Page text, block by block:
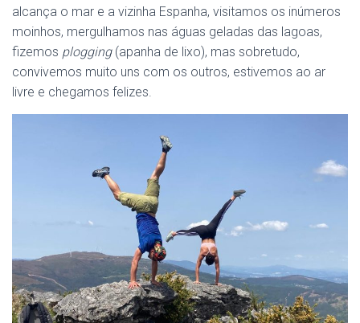
alcança o mar e a vizinha Espanha, visitamos os inúmeros
moinhos, mergulhamos nas águas geladas das lagoas,
fizemos plogging (apanha de lixo), mas sobretudo,
convivemos muito uns com os outros, estivemos ao ar
livre e chegamos felizes.